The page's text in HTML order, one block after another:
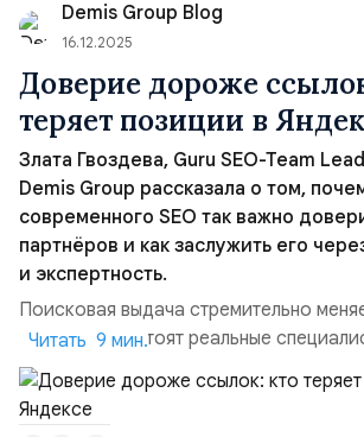
вход. Вы не знаете ни меню, ни цен, но
Demis Group Blog
16.12.2025
Доверие дороже
теряет позиции в
Злата Гвоздева, Guru SEO-Team
Demis Group рассказала о том,
современного SEO так важно
партнёров и как заслужить его
и экспертность.
Поисковая выдача стремительно
которыми не стоят реальные
авторы и подтверждённая практикой
перестают получать привычный объём
Алгоритмы Яндекса, которые сейчас
Читать 9 мин.